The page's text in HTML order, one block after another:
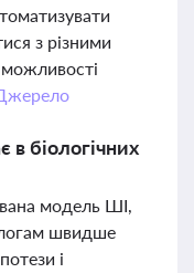
з різними
в біологічних
модель ШІ,
швидше
і